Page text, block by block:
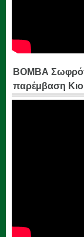
ΒΟΜΒΑ
παρέμβαση